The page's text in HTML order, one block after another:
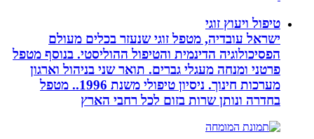
טיפול ויעוץ זוגי
ישראל עובדיה, מטפל זוגי שנעזר בכלים מעולם
הפסיכולוגיה הדינמית והטיפול ההוליסטי. בנוסף מטפל
פרטני ומנחה מעגלי גברים. תואר שני בניהול וארגון
מערכות חינוך. ניסיון טיפולי משנת 1996.. מטפל
בחדרה ונותן שרות בזום לכל רחבי הארץ